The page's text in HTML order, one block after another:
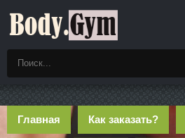
Главная Как заказать?